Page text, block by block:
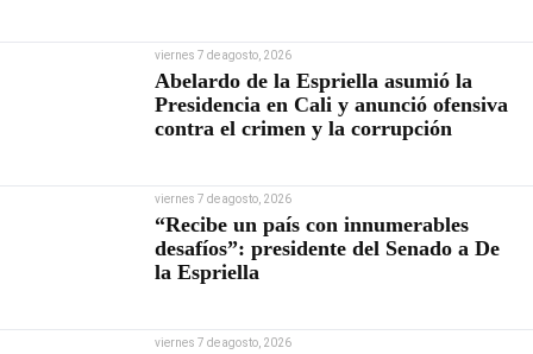
viernes 7 de agosto, 2026
Abelardo de la Espriella asumió la
Presidencia en Cali y anunció ofensiva
contra el crimen y la corrupción
viernes 7 de agosto, 2026
“Recibe un país con innumerables
desafíos”: presidente del Senado a De
la Espriella
viernes 7 de agosto, 2026